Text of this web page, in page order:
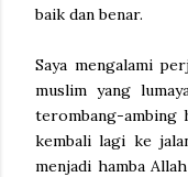
baik dan benar.
Saya mengalami
muslim yang
terombang-ambing
kembali lagi ke
menjadi hamba